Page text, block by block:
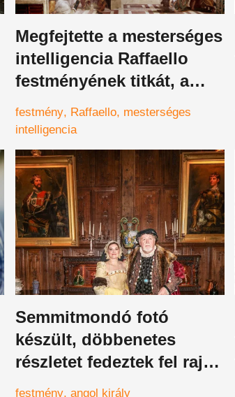
Megfejtette a mesterséges
intelligencia Raffaello
festményének titkát, a
felfedezése elképesztő
festmény Raffaello mesterséges
intelligencia
Semmitmondó fotó
készült, döbbenetes
részletet fedeztek fel rajta
utólag
festmény angol király